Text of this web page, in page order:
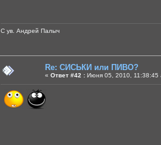
С ув. Андрей Палыч
Re: СИСЬКИ или ПИВО?
« Ответ #42 : Июня 05, 2010, 11:38:45